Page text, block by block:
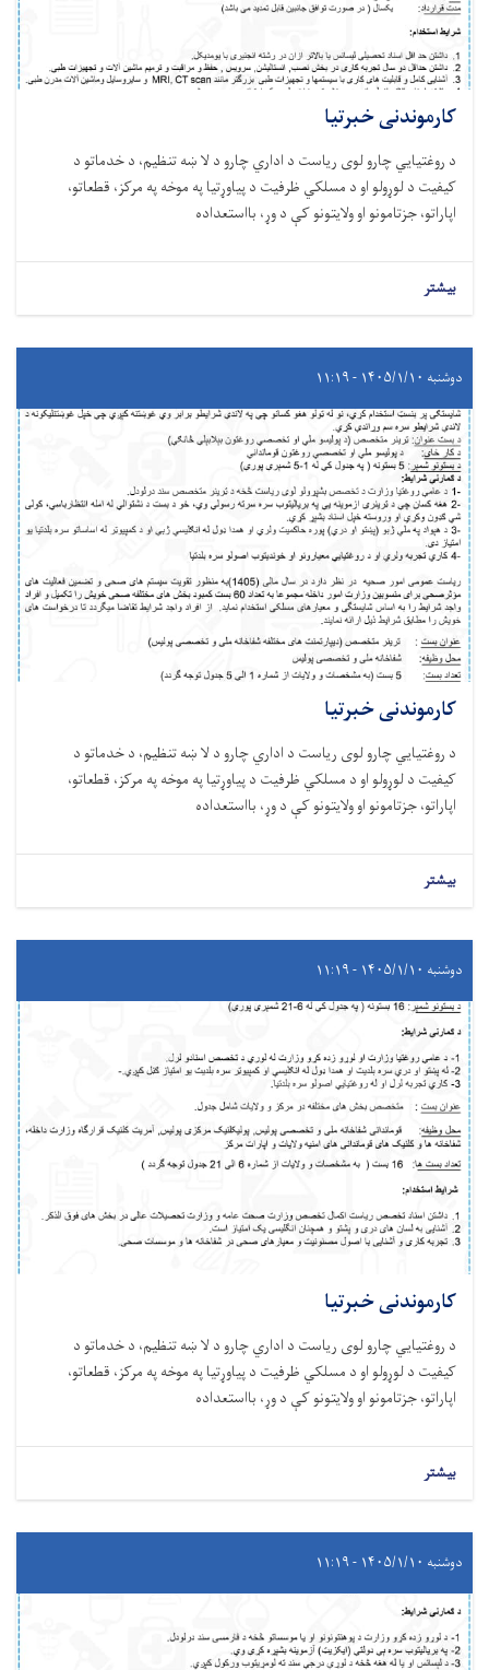
کارموندنی خبرتیا
د روغتيايي چارو لوی ریاست د اداري چارو د لا ښه تنظیم، د خدماتو د
کیفیت د لوړولو او د مسلکي ظرفیت د پیاوړتیا په موخه په مرکز، قطعاتو،
اپاراتو، جزتامونو او ولایتونو کې د وړ، بااستعداده
بیشتر
دوشنبه ۱۴۰۵/۱/۱۰ - ۱۱:۱۹
کارموندنی خبرتیا
د روغتيايي چارو لوی ریاست د اداري چارو د لا ښه تنظیم، د خدماتو د
کیفیت د لوړولو او د مسلکي ظرفیت د پیاوړتیا په موخه په مرکز، قطعاتو،
اپاراتو، جزتامونو او ولایتونو کې د وړ، بااستعداده
بیشتر
دوشنبه ۱۴۰۵/۱/۱۰ - ۱۱:۱۹
کارموندنی خبرتیا
د روغتيايي چارو لوی ریاست د اداري چارو د لا ښه تنظیم، د خدماتو د
کیفیت د لوړولو او د مسلکي ظرفیت د پیاوړتیا په موخه په مرکز، قطعاتو،
اپاراتو، جزتامونو او ولایتونو کې د وړ، بااستعداده
بیشتر
دوشنبه ۱۴۰۵/۱/۱۰ - ۱۱:۱۹